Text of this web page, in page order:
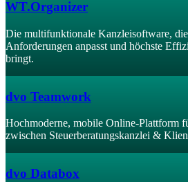
WT.Organizer
Die multifunktionale Kanzleisoftware,
Anforderungen anpasst und höchste
bringt.
dvo Teamwork
Hochmoderne, mobile Online-Plattform
zwischen Steuerberatungskanzlei &
dvo Databox